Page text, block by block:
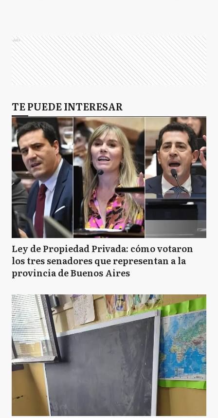
Ads
TE PUEDE INTERESAR
Ley de Propiedad Privada: cómo votaron
los tres senadores que representan a la
provincia de Buenos Aires